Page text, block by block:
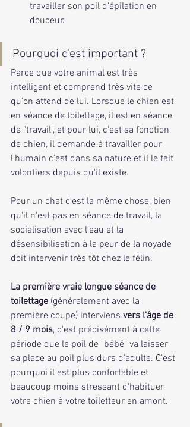
travailler son poil d'épilation en
douceur.
Pourquoi c'est important ?
Parce que votre animal est très
intelligent et comprend très vite ce
qu'on attend de lui. Lorsque le chien est
en séance de toilettage, il est en séance
de "travail", et pour lui, c'est sa fonction
de chien, il demande à travailler pour
l'humain c'est dans sa nature et il le fait
volontiers depuis qu'il existe.
Pour un chat c'est la même chose, bien
qu'il n'est pas en séance de travail, la
socialisation avec l'eau et la
désensibilisation à la peur de la noyade
doit intervenir très tôt chez le félin.
La première vraie longue séance de
toilettage (généralement avec la
première coupe) interviens vers l'âge de
8 / 9 mois, c'est précisément à cette
période que le poil de "bébé" va laisser
sa place au poil plus durs d'adulte. C'est
pourquoi il est plus confortable et
beaucoup moins stressant d'habituer
votre chien à votre toiletteur en amont.